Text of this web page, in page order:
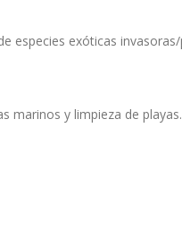
especies exóticas invasoras/
y limpieza de playas.